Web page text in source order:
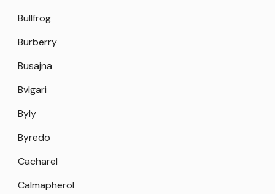
Bullfrog
Burberry
Busajna
Bvlgari
Byly
Byredo
Cacharel
Calmapherol